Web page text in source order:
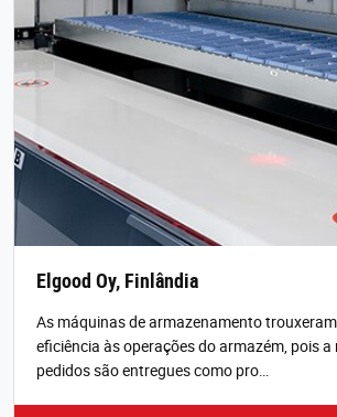
Elgood Oy, Finlândia
As máquinas de armazenamento
eficiência às operações do armazém, pois
pedidos são entregues como pro…